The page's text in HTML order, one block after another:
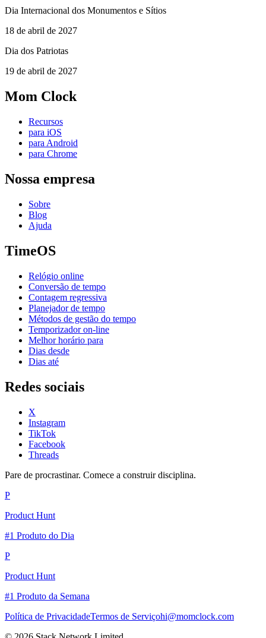
Dia Internacional dos Monumentos e Sítios
18 de abril de 2027
Dia dos Patriotas
19 de abril de 2027
Mom Clock
Recursos
para iOS
para Android
para Chrome
Nossa empresa
Sobre
Blog
Ajuda
TimeOS
Relógio online
Conversão de tempo
Contagem regressiva
Planejador de tempo
Métodos de gestão do tempo
Temporizador on-line
Melhor horário para
Dias desde
Dias até
Redes sociais
X
Instagram
TikTok
Facebook
Threads
Pare de procrastinar. Comece a construir disciplina.
P
Product Hunt
#1 Produto do Dia
P
Product Hunt
#1 Produto da Semana
Política de PrivacidadeTermos de Serviçohi@momclock.com